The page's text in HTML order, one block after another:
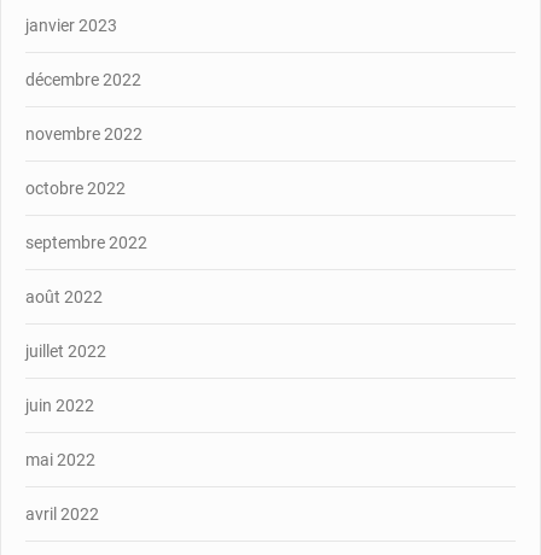
janvier 2023
décembre 2022
novembre 2022
octobre 2022
septembre 2022
août 2022
juillet 2022
juin 2022
mai 2022
avril 2022